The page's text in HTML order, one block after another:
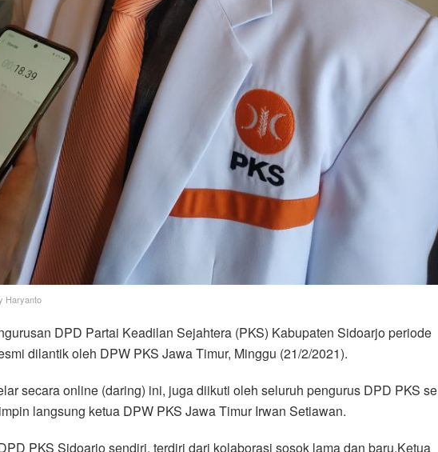
Haryanto
DPD Partai Keadilan Sejahtera (PKS) Kabupaten Sidoarjo periode
dilantik oleh DPW PKS Jawa Timur, Minggu (21/2/2021).
secara online (daring) ini, juga diikuti oleh seluruh pengurus DPD PKS se
langsung ketua DPW PKS Jawa Timur Irwan Setiawan.
PKS Sidoarjo sendiri, terdiri dari kolaborasi sosok lama dan baru.Ketua